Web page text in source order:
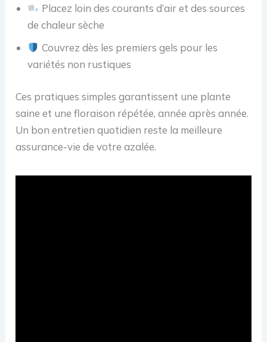
Placez loin des courants d’air et des sources
de chaleur sèche
Couvrez dès les premiers gels pour les
variétés non rustiques
Ces pratiques simples garantissent une plante
saine et une floraison répétée, année après année.
Un bon entretien quotidien reste la meilleure
assurance-vie de votre azalée.